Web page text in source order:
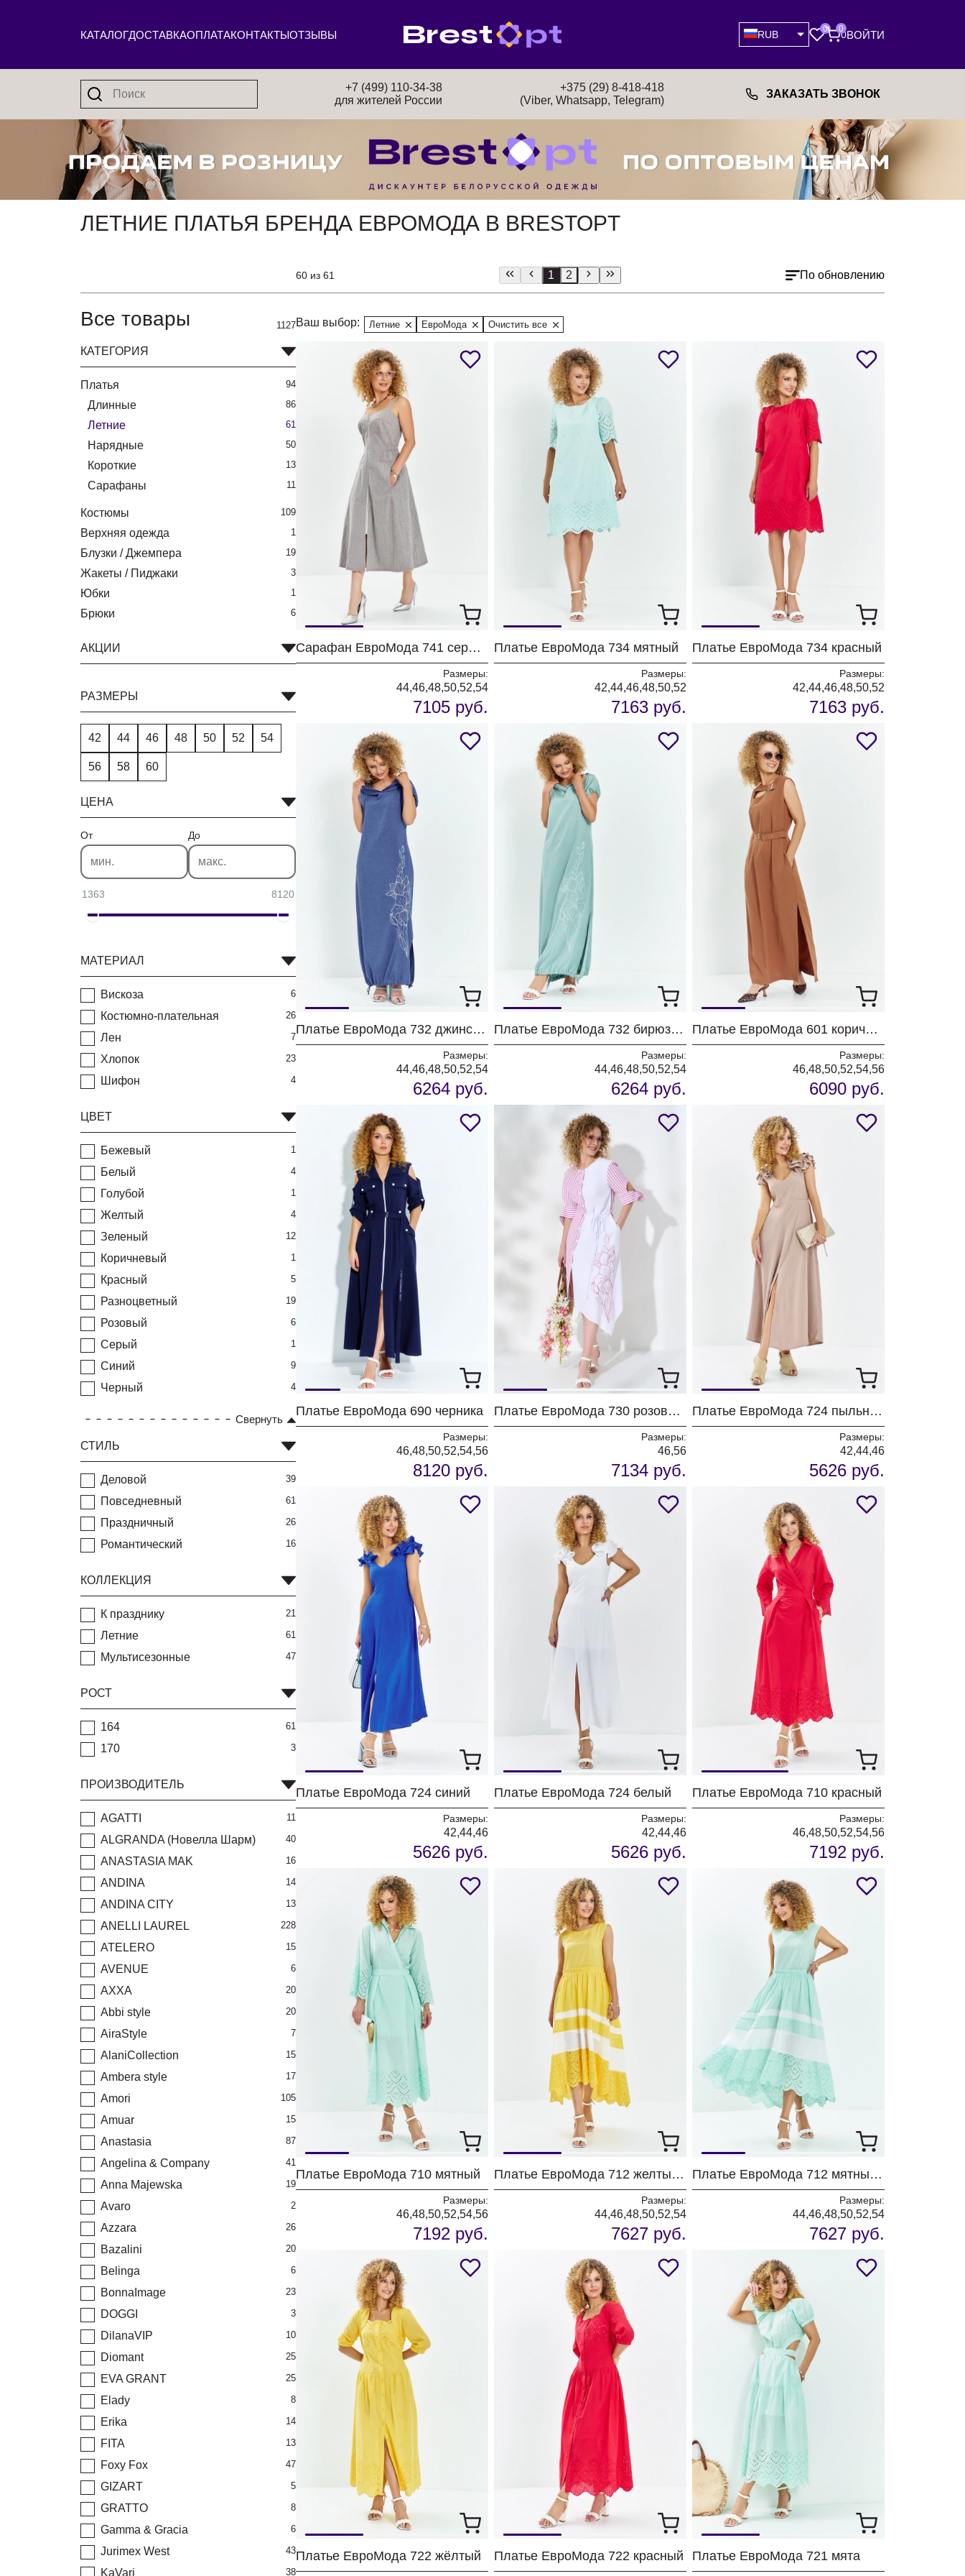
КАТАЛОГДОСТАВКАОПЛАТАКОНТАКТЫОТЗЫВЫ RUB
0 0
0ВОЙТИ
+7 (499) 110-34-38
для жителей России
+375 (29) 8-418-418
(Viber, Whatsapp, Telegram)
ЗАКАЗАТЬ ЗВОНОК
ЛЕТНИЕ ПЛАТЬЯ БРЕНДА ЕВРОМОДА В BRESTOPT
60 из 61 По обновлению
1 2
Все товары 1127
КАТЕГОРИЯ
Платья 94
Длинные 86
Летние 61
Нарядные 50
Короткие 13
Сарафаны 11
Костюмы 109
Верхняя одежда 1
Блузки / Джемпера 19
Жакеты / Пиджаки 3
Юбки 1
Брюки 6
АКЦИИ
РАЗМЕРЫ
42 44 46 48 50 52 54
56 58 60
ЦЕНА
От До
1363 8120
МАТЕРИАЛ
Вискоза 6
Костюмно-плательная 26
Лен 7
Хлопок 23
Шифон 4
ЦВЕТ
Бежевый 1
Белый 4
Голубой 1
Желтый 4
Зеленый 12
Коричневый 1
Красный 5
Разноцветный 19
Розовый 6
Серый 1
Синий 9
Черный 4
Свернуть
СТИЛЬ
Деловой 39
Повседневный 61
Праздничный 26
Романтический 16
КОЛЛЕКЦИЯ
К празднику 21
Летние 61
Мультисезонные 47
РОСТ
164 61
170 3
ПРОИЗВОДИТЕЛЬ
AGATTI 11
ALGRANDA (Новелла Шарм) 40
ANASTASIA MAK 16
ANDINA 14
ANDINA CITY 13
ANELLI LAUREL 228
ATELERO 15
AVENUE 6
AXXA 20
Abbi style 20
AiraStyle 7
AlaniCollection 15
Ambera style 17
Amori 105
Amuar 15
Anastasia 87
Angelina & Company 41
Anna Majewska 19
Avaro 2
Azzara 26
Bazalini 20
Belinga 6
BonnaImage 23
DOGGI 3
DilanaVIP 10
Diomant 25
EVA GRANT 25
Elady 8
Erika 14
FITA 13
Foxy Fox 47
GIZART 5
GRATTO 8
Gamma & Gracia 6
Jurimex West 43
KaVari 38
Ваш выбор: Летние ЕвроМода Очистить все
Сарафан ЕвроМода 741 серый + розовая полоска
Размеры:
44,46,48,50,52,54
7105 руб.
Платье ЕвроМода 734 мятный
Размеры:
42,44,46,48,50,52
7163 руб.
Платье ЕвроМода 734 красный
Размеры:
42,44,46,48,50,52
7163 руб.
Платье ЕвроМода 732 джинсовый
Размеры:
44,46,48,50,52,54
6264 руб.
Платье ЕвроМода 732 бирюзовый
Размеры:
44,46,48,50,52,54
6264 руб.
Платье ЕвроМода 601 коричневый
Размеры:
46,48,50,52,54,56
6090 руб.
Платье ЕвроМода 690 черника
Размеры:
46,48,50,52,54,56
8120 руб.
Платье ЕвроМода 730 розовая полоса + белый
Размеры:
46,56
7134 руб.
Платье ЕвроМода 724 пыльная роза
Размеры:
42,44,46
5626 руб.
Платье ЕвроМода 724 синий
Размеры:
42,44,46
5626 руб.
Платье ЕвроМода 724 белый
Размеры:
42,44,46
5626 руб.
Платье ЕвроМода 710 красный
Размеры:
46,48,50,52,54,56
7192 руб.
Платье ЕвроМода 710 мятный
Размеры:
46,48,50,52,54,56
7192 руб.
Платье ЕвроМода 712 желтый- белый
Размеры:
44,46,48,50,52,54
7627 руб.
Платье ЕвроМода 712 мятный- белый
Размеры:
44,46,48,50,52,54
7627 руб.
Платье ЕвроМода 722 жёлтый Платье ЕвроМода 722 красный Платье ЕвроМода 721 мята